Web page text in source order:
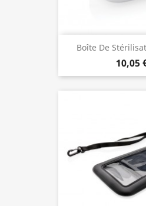
Boîte De
10,05